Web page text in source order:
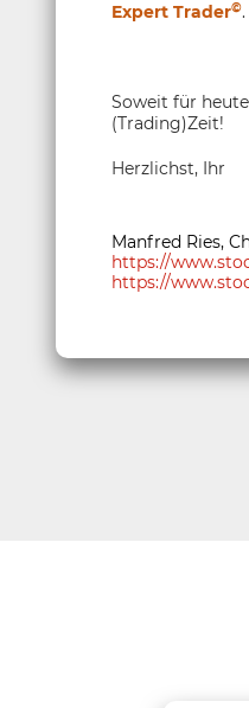
Expert Trader©.
Soweit für
(Trading)Zeit!
Herzlichst, Ihr
Manfred Ries,
https://
https://